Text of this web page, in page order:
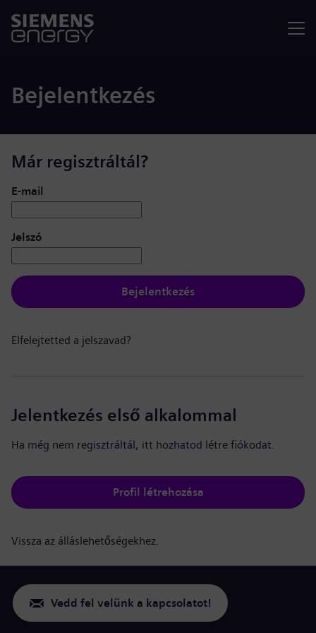
Bejelentkezés
Már regisztráltál?
Bejelentkezés: felhasználó és jelszó
E-mail
Jelszó
Bejelentkezés
Elfelejtetted a jelszavad?
Jelentkezés első alkalommal
Ha még nem regisztráltál, itt hozhatod létre fiókodat.
Profil létrehozása
Vissza az álláslehetőségekhez.
Vedd fel velünk a kapcsolatot!